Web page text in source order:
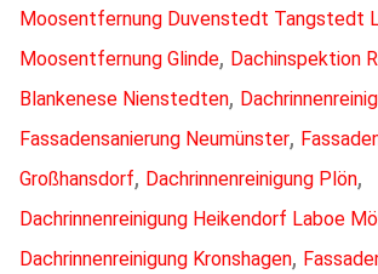
Moosentfernung Duvenstedt Tangstedt
Moosentfernung Glinde, Dachinspektion
Blankenese Nienstedten,
Fassadensanierung Neumünster,
Großhansdorf, Dachrinnenreinigung Plön,
Dachrinnenreinigung Heikendorf Laboe
Dachrinnenreinigung Kronshagen,